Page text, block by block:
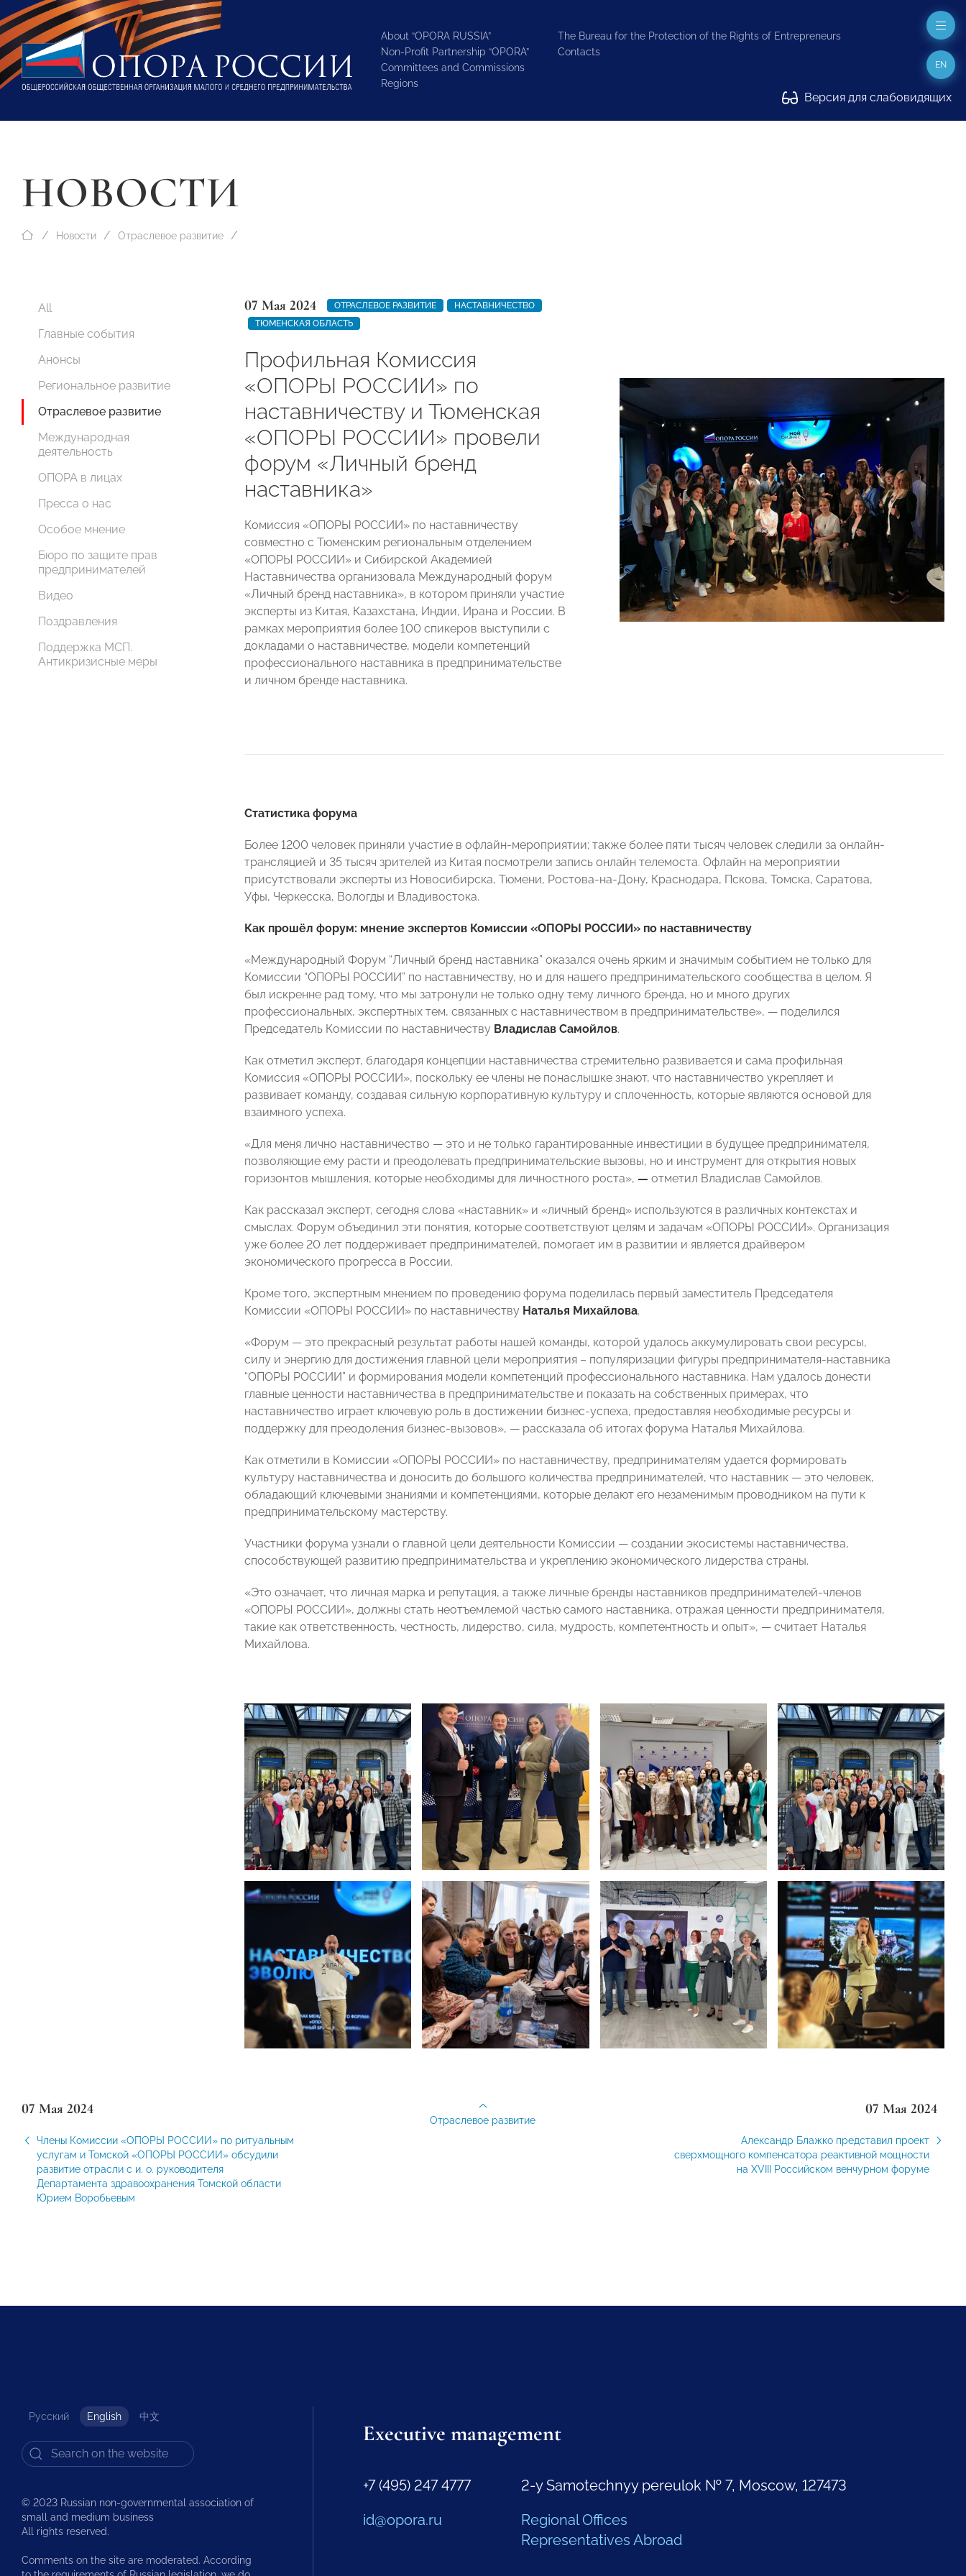
About “OPORA RUSSIA”
Non-Profit Partnership “OPORA”
Committees and Commissions
Regions
The Bureau for the Protection of the Rights of Entrepreneurs
Contacts
Версия для слабовидящих
EN
НОВОСТИ
Новости Отраслевое развитие
All
Главные события
Анонсы
Региональное развитие
Отраслевое развитие
Международная
деятельность
ОПОРА в лицах
Пресса о нас
Особое мнение
Бюро по защите прав
предпринимателей
Видео
Поздравления
Поддержка МСП.
Антикризисные меры
07 Мая 2024 ОТРАСЛЕВОЕ РАЗВИТИЕ
НАСТАВНИЧЕСТВО
ТЮМЕНСКАЯ ОБЛАСТЬ
Профильная Комиссия
«ОПОРЫ РОССИИ» по
наставничеству и Тюменская
«ОПОРЫ РОССИИ» провели
форум «Личный бренд
наставника»
Комиссия «ОПОРЫ РОССИИ» по наставничеству
совместно с Тюменским региональным отделением
«ОПОРЫ РОССИИ» и Сибирской Академией
Наставничества организовала Международный форум
«Личный бренд наставника», в котором приняли участие
эксперты из Китая, Казахстана, Индии, Ирана и России. В
рамках мероприятия более 100 спикеров выступили с
докладами о наставничестве, модели компетенций
профессионального наставника в предпринимательстве
и личном бренде наставника.
Статистика форума
Более 1200 человек приняли участие в офлайн-мероприятии; также более пяти тысяч человек следили за онлайн-
трансляцией и 35 тысяч зрителей из Китая посмотрели запись онлайн телемоста. Офлайн на мероприятии
присутствовали эксперты из Новосибирска, Тюмени, Ростова-на-Дону, Краснодара, Пскова, Томска, Саратова,
Уфы, Черкесска, Вологды и Владивостока.
Как прошёл форум: мнение экспертов Комиссии «ОПОРЫ РОССИИ» по наставничеству
«Международный Форум “Личный бренд наставника” оказался очень ярким и значимым событием не только для
Комиссии “ОПОРЫ РОССИИ” по наставничеству, но и для нашего предпринимательского сообщества в целом. Я
был искренне рад тому, что мы затронули не только одну тему личного бренда, но и много других
профессиональных, экспертных тем, связанных с наставничеством в предпринимательстве», — поделился
Председатель Комиссии по наставничеству Владислав Самойлов.
Как отметил эксперт, благодаря концепции наставничества стремительно развивается и сама профильная
Комиссия «ОПОРЫ РОССИИ», поскольку ее члены не понаслышке знают, что наставничество укрепляет и
развивает команду, создавая сильную корпоративную культуру и сплоченность, которые являются основой для
взаимного успеха.
«Для меня лично наставничество — это и не только гарантированные инвестиции в будущее предпринимателя,
позволяющие ему расти и преодолевать предпринимательские вызовы, но и инструмент для открытия новых
горизонтов мышления, которые необходимы для личностного роста», — отметил Владислав Самойлов.
Как рассказал эксперт, сегодня слова «наставник» и «личный бренд» используются в различных контекстах и
смыслах. Форум объединил эти понятия, которые соответствуют целям и задачам «ОПОРЫ РОССИИ». Организация
уже более 20 лет поддерживает предпринимателей, помогает им в развитии и является драйвером
экономического прогресса в России.
Кроме того, экспертным мнением по проведению форума поделилась первый заместитель Председателя
Комиссии «ОПОРЫ РОССИИ» по наставничеству Наталья Михайлова.
«Форум — это прекрасный результат работы нашей команды, которой удалось аккумулировать свои ресурсы,
силу и энергию для достижения главной цели мероприятия – популяризации фигуры предпринимателя-наставника
“ОПОРЫ РОССИИ” и формирования модели компетенций профессионального наставника. Нам удалось донести
главные ценности наставничества в предпринимательстве и показать на собственных примерах, что
наставничество играет ключевую роль в достижении бизнес-успеха, предоставляя необходимые ресурсы и
поддержку для преодоления бизнес-вызовов», — рассказала об итогах форума Наталья Михайлова.
Как отметили в Комиссии «ОПОРЫ РОССИИ» по наставничеству, предпринимателям удается формировать
культуру наставничества и доносить до большого количества предпринимателей, что наставник — это человек,
обладающий ключевыми знаниями и компетенциями, которые делают его незаменимым проводником на пути к
предпринимательскому мастерству.
Участники форума узнали о главной цели деятельности Комиссии — создании экосистемы наставничества,
способствующей развитию предпринимательства и укреплению экономического лидерства страны.
«Это означает, что личная марка и репутация, а также личные бренды наставников предпринимателей-членов
«ОПОРЫ РОССИИ», должны стать неотъемлемой частью самого наставника, отражая ценности предпринимателя,
такие как ответственность, честность, лидерство, сила, мудрость, компетентность и опыт», — считает Наталья
Михайлова.
07 Мая 2024
Члены Комиссии «ОПОРЫ РОССИИ» по ритуальным
услугам и Томской «ОПОРЫ РОССИИ» обсудили
развитие отрасли с и. о. руководителя
Департамента здравоохранения Томской области
Юрием Воробьевым
07 Мая 2024
Александр Блажко представил проект
сверхмощного компенсатора реактивной мощности
на XVIII Российском венчурном форуме
Отраслевое развитие
Русский English 中文
© 2023 Russian non-governmental association of
small and medium business
All rights reserved.
Comments on the site are moderated. According
Executive management
+7 (495) 247 4777
id@opora.ru
2-y Samotechnyy pereulok № 7, Moscow, 127473
Regional Offices
Representatives Abroad